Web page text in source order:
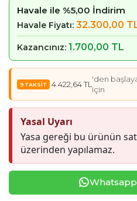
Havale ile %5,00 İndirim
Havale Fiyatı: 32.300,00
Kazancınız: 1.700,00 TL
4.422,64 TL
'den
için
Yasal Uyarı
Yasa gereği bu ürünün
üzerinden yapılamaz.